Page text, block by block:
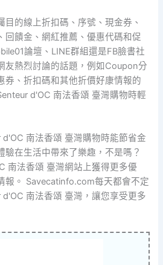
目的線上折扣碼、序號、現金券、
回饋金、網紅推薦、優惠代碼和促
論壇、LINE群組還是FB臉書社
友熱烈討論的話題，例如Coupon分
券、折扣碼和其他折價好康情報的
d'OC 南法香頌 臺灣購物時輕
南法香頌 臺灣購物時能節省金
驗在生活中帶來了樂趣，不是嗎？
南法香頌 臺灣網站上獲得更多優
報。 Savecatinfo.com每天都會不定
南法香頌 臺灣，讓您享受更多